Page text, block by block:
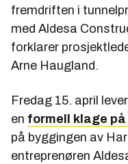
fremdriften i
med Aldesa
forklarer
Arne Haugland.
Fredag 15. april
en formell klage
på byggingen av
entreprenøren